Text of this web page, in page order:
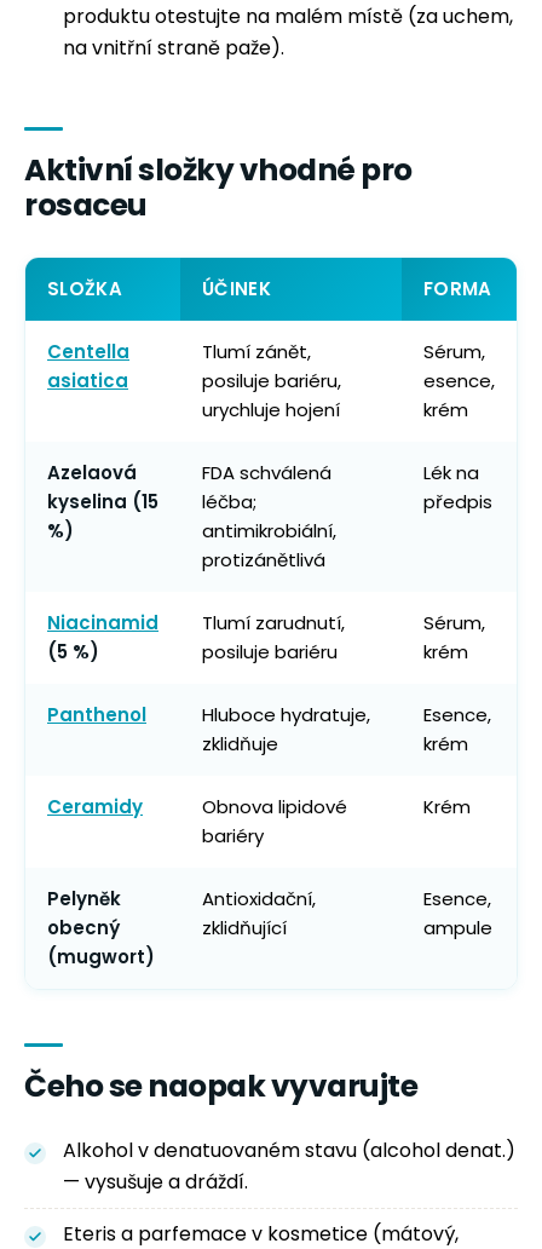
produktu otestujte na malém místě (za uchem,
na vnitřní straně paže).
Aktivní složky vhodné pro
rosaceu
SLOŽKA ÚČINEK FORMA
Centella
asiatica
Tlumí zánět,
posiluje bariéru,
urychluje hojení
Sérum,
esence,
krém
Azelaová
kyselina (15
%)
FDA schválená
léčba;
antimikrobiální,
protizánětlivá
Lék na
předpis
Niacinamid
(5 %)
Tlumí zarudnutí,
posiluje bariéru
Sérum,
krém
Panthenol
Hluboce hydratuje,
zklidňuje
Esence,
krém
Ceramidy
Obnova lipidové
bariéry
Krém
Pelyněk
obecný
(mugwort)
Antioxidační,
zklidňující
Esence,
ampule
Čeho se naopak vyvarujte
Alkohol v denatuovaném stavu (alcohol denat.)
— vysušuje a dráždí.
Eteris a parfemace v kosmetice (mátový,